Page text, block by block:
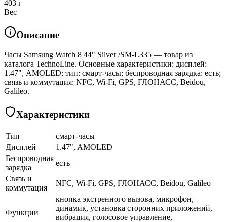
403 г
Вес
Описание
Часы Samsung Watch 8 44" Silver /SM-L335 — товар из
каталога TechnoLine. Основные характеристики: дисплей:
1.47", AMOLED; тип: смарт-часы; беспроводная зарядка: есть;
связь и коммутация: NFC, Wi-Fi, GPS, ГЛОНАСC, Beidou,
Galileo.
Характеристики
Тип
смарт-часы
Дисплей
1.47", AMOLED
Беспроводная
зарядка
есть
Связь и
коммутация
NFC, Wi-Fi, GPS, ГЛОНАСC, Beidou, Galileo
Функции
кнопка экстренного вызова, микрофон,
динамик, установка сторонних приложений,
вибрация, голосовое управление,